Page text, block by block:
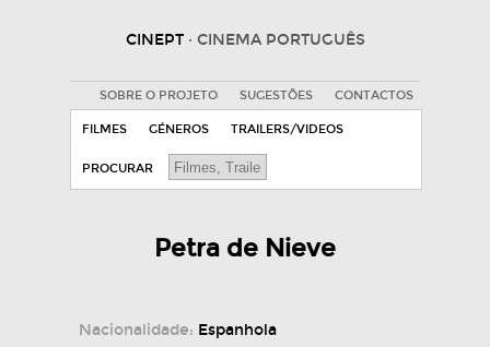
CINEPT · CINEMA PORTUGUÊS
SOBRE O PROJETO SUGESTÕES CONTACTOS
FILMES GÉNEROS TRAILERS/VIDEOS
PROCURAR
Petra de Nieve
Nacionalidade: Espanhola